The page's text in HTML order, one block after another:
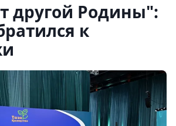
другой Родины":
к